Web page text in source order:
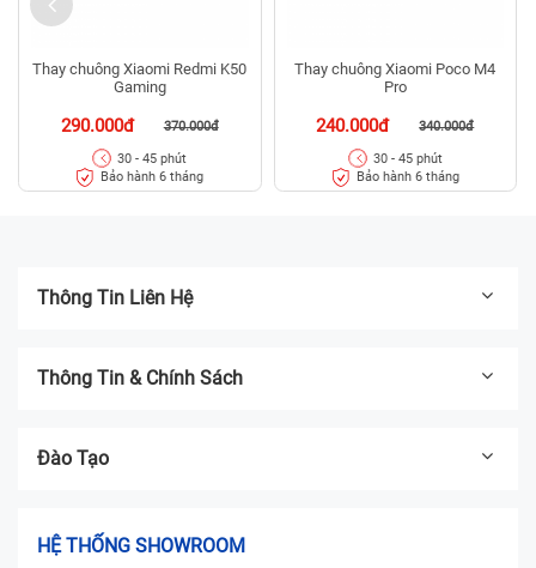
Thay chuông Xiaomi Redmi K50
Gaming
290.000đ 370.000đ
30 - 45 phút
Bảo hành 6 tháng
Thay chuông Xiaomi Poco M4
Pro
240.000đ 340.000đ
30 - 45 phút
Bảo hành 6 tháng
Thông Tin Liên Hệ
Thông Tin & Chính Sách
Đào Tạo
HỆ THỐNG SHOWROOM